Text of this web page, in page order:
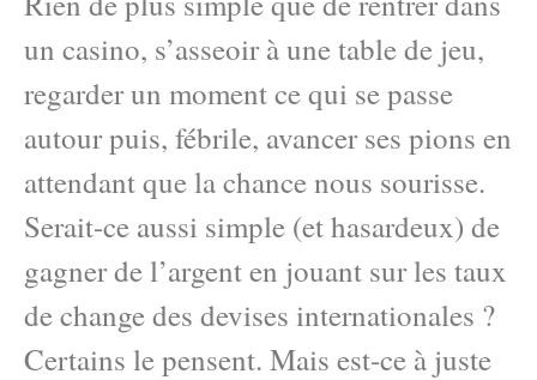
un casino, s’asseoir à une table de jeu,
regarder un moment ce qui se passe
autour puis, fébrile, avancer ses pions en
attendant que la chance nous sourisse.
Serait-ce aussi simple (et hasardeux) de
gagner de l’argent en jouant sur les taux
de change des devises internationales ?
Certains le pensent. Mais est-ce à juste